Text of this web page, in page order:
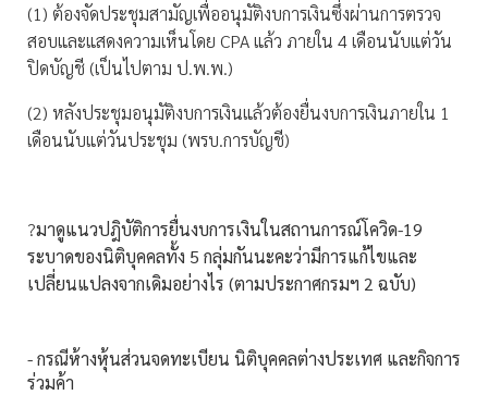
(1) ต้องจัดประชุมสามัญเพื่ออนุมัติงบการเงินซึ่งผ่านการตรวจ
สอบและแสดงความเห็นโดย CPA แล้ว ภายใน 4 เดือนนับแต่วัน
ปิดบัญชี (เป็นไปตาม ป.พ.พ.)
(2) หลังประชุมอนุมัติงบการเงินแล้วต้องยื่นงบการเงินภายใน 1
เดือนนับแต่วันประชุม (พรบ.การบัญชี)
?มาดูแนวปฎิบัติการยื่นงบการเงินในสถานการณ์โควิด-19
ระบาดของนิติบุคคลทั้ง 5 กลุ่มกันนะคะว่ามีการแก้ไขและ
เปลี่ยนแปลงจากเดิมอย่างไร (ตามประกาศกรมฯ 2 ฉบับ)
- กรณีห้างหุ้นส่วนจดทะเบียน นิติบุคคลต่างประเทศ และกิจการ
ร่วมค้า